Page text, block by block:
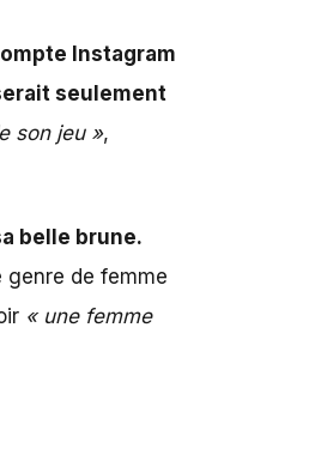
Instagram
seulement
son jeu »,
belle brune.
genre de femme
« une femme